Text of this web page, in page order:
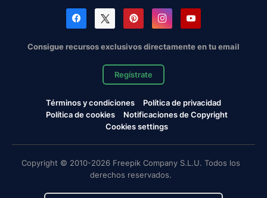
Consigue recursos exclusivos directamente en tu email
Regístrate
Términos y condiciones
Política de privacidad
Política de cookies
Notificaciones de Copyright
Cookies settings
Copyright © 2010-2026 Freepik Company S.L.U. Todos los
derechos reservados.